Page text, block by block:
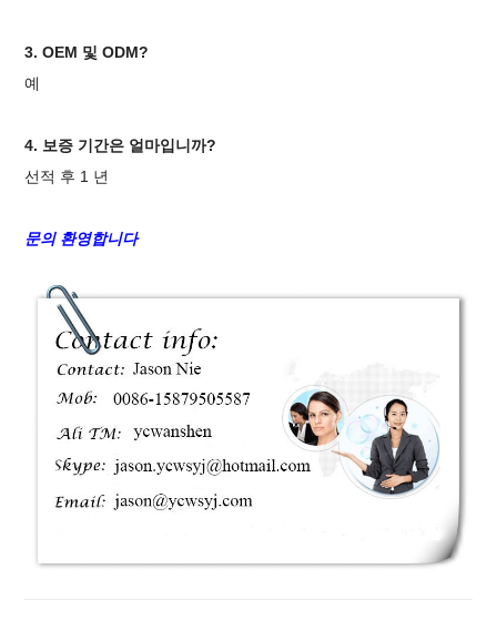
3. OEM 및 ODM?
예
4. 보증 기간은 얼마입니까?
선적 후 1 년
문의 환영합니다